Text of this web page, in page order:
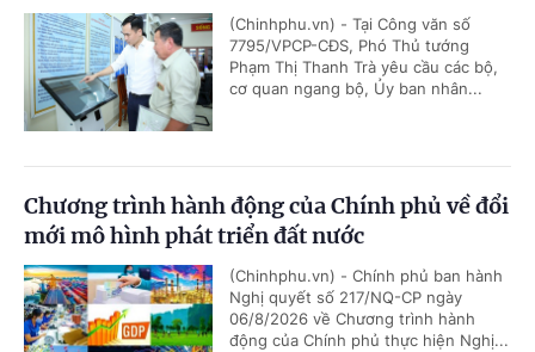
(Chinhphu.vn) - Tại Công văn số
7795/VPCP-CĐS, Phó Thủ tướng
Phạm Thị Thanh Trà yêu cầu các bộ,
cơ quan ngang bộ, Ủy ban nhân...
Chương trình hành động của Chính phủ về đổi
mới mô hình phát triển đất nước
(Chinhphu.vn) - Chính phủ ban hành
Nghị quyết số 217/NQ-CP ngày
06/8/2026 về Chương trình hành
động của Chính phủ thực hiện Nghị...